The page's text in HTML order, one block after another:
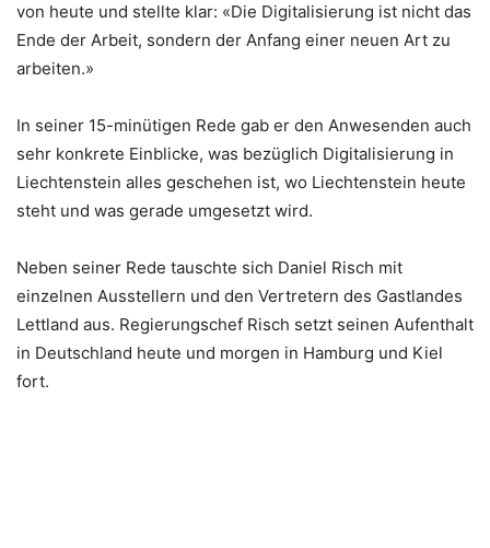
von heute und stellte klar: «Die Digitalisierung ist nicht das
Ende der Arbeit, sondern der Anfang einer neuen Art zu
arbeiten.»
In seiner 15-minütigen Rede gab er den Anwesenden auch
sehr konkrete Einblicke, was bezüglich Digitalisierung in
Liechtenstein alles geschehen ist, wo Liechtenstein heute
steht und was gerade umgesetzt wird.
Neben seiner Rede tauschte sich Daniel Risch mit
einzelnen Ausstellern und den Vertretern des Gastlandes
Lettland aus. Regierungschef Risch setzt seinen Aufenthalt
in Deutschland heute und morgen in Hamburg und Kiel
fort.